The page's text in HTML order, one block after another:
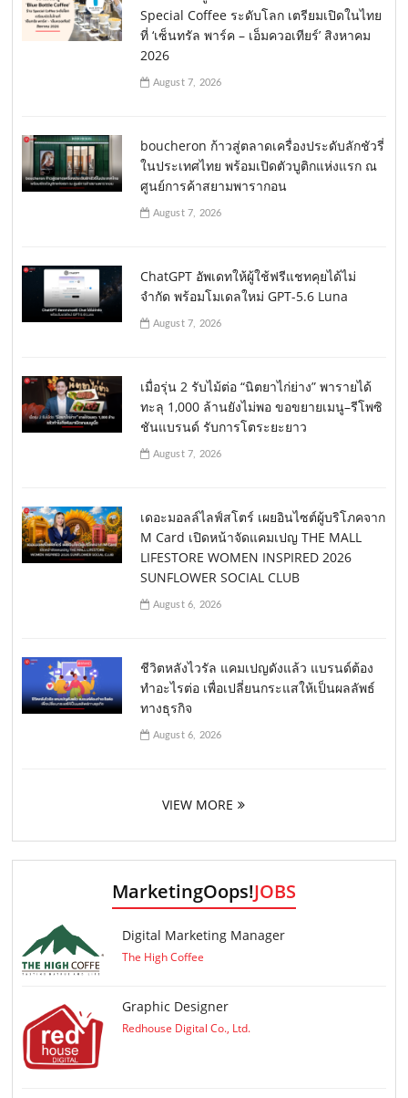
Special Coffee ระดับโลก เตรียมเปิดในไทย
ที่ ‘เซ็นทรัล พาร์ค – เอ็มควอเทียร์’ สิงหาคม
2026
August 7, 2026
boucheron ก้าวสู่ตลาดเครื่องประดับลักชัวรี่
ในประเทศไทย พร้อมเปิดตัวบูติกแห่งแรก ณ
ศูนย์การค้าสยามพารากอน
August 7, 2026
ChatGPT อัพเดทให้ผู้ใช้ฟรีแชทคุยได้ไม่
จำกัด พร้อมโมเดลใหม่ GPT-5.6 Luna
August 7, 2026
เมื่อรุ่น 2 รับไม้ต่อ “นิตยาไก่ย่าง” พารายได้
ทะลุ 1,000 ล้านยังไม่พอ ขอขยายเมนู–รีโพซิ
ชันแบรนด์ รับการโตระยะยาว
August 7, 2026
เดอะมอลล์ไลฟ์สโตร์ เผยอินไซต์ผู้บริโภคจาก
M Card เปิดหน้าจัดแคมเปญ THE MALL
LIFESTORE WOMEN INSPIRED 2026
SUNFLOWER SOCIAL CLUB
August 6, 2026
ชีวิตหลังไวรัล แคมเปญดังแล้ว แบรนด์ต้อง
ทำอะไรต่อ เพื่อเปลี่ยนกระแสให้เป็นผลลัพธ์
ทางธุรกิจ
August 6, 2026
VIEW MORE
MarketingOops!JOBS
Digital Marketing Manager
The High Coffee
Graphic Designer
Redhouse Digital Co., Ltd.